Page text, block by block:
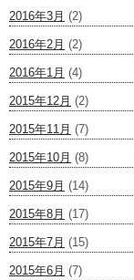
2016年3月 (2)
2016年2月 (2)
2016年1月 (4)
2015年12月 (2)
2015年11月 (7)
2015年10月 (8)
2015年9月 (14)
2015年8月 (17)
2015年7月 (15)
2015年6月 (7)